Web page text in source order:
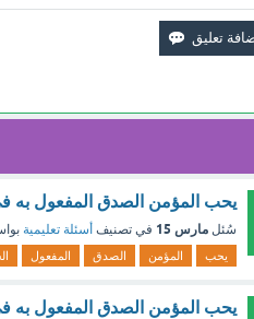
يحب المؤمن الصدق المفعول به
سُئل مارس 15 في تصنيف أسئلة تعليمية
يحب المؤمن الصدق المفعول
يحب المؤمن الصدق المفعول به